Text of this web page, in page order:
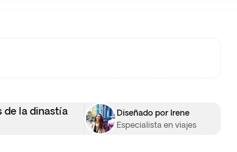
de la dinastía
Diseñado por Irene
Especialista en viajes